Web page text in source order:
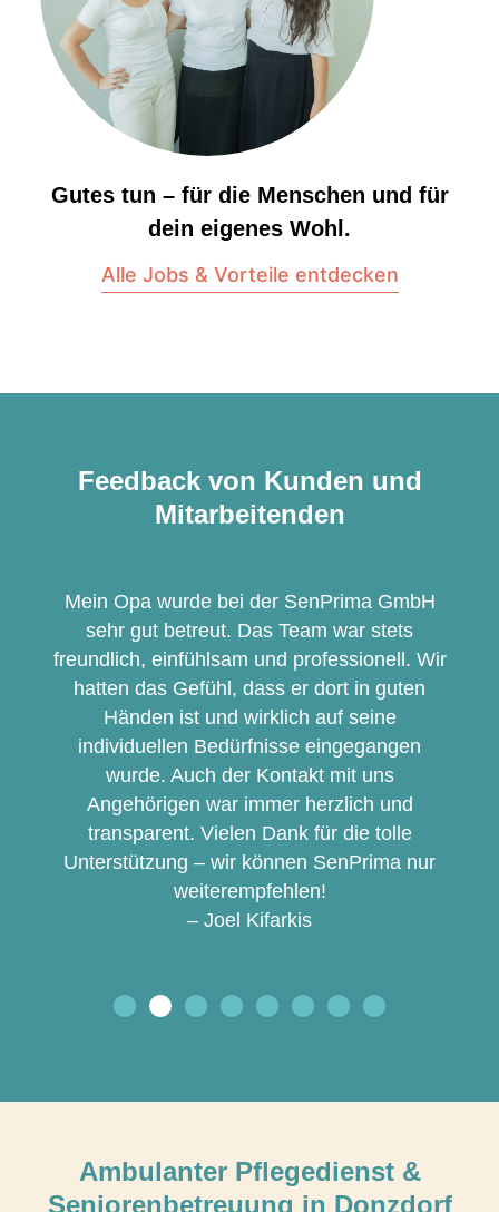
Gutes tun – für die Menschen und für
dein eigenes Wohl.
Alle Jobs & Vorteile entdecken
Feedback von Kunden und
Mitarbeitenden
Mein Opa wurde bei der SenPrima GmbH
sehr gut betreut. Das Team war stets
freundlich, einfühlsam und professionell. Wir
hatten das Gefühl, dass er dort in guten
Händen ist und wirklich auf seine
individuellen Bedürfnisse eingegangen
wurde. Auch der Kontakt mit uns
Angehörigen war immer herzlich und
transparent. Vielen Dank für die tolle
Unterstützung – wir können SenPrima nur
weiterempfehlen!
– Joel Kifarkis
Ambulanter Pflegedienst &
Seniorenbetreuung in Donzdorf